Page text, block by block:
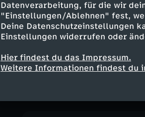
Datenverarbeitung, für die wir
"Einstellungen/Ablehnen" fest,
Deine Datenschutzeinstellungen
Einstellungen widerrufen oder
Hier findest du das Impressum.
Weitere Informationen findest du
Dazu gibt es einen Blick
und eben Mexiko sind
unterschiedliche Partner
Abgerundet wird die
mit dem zuständigen